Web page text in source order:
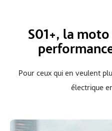
S01+, la
Pour ceux qui en veulent
électrique